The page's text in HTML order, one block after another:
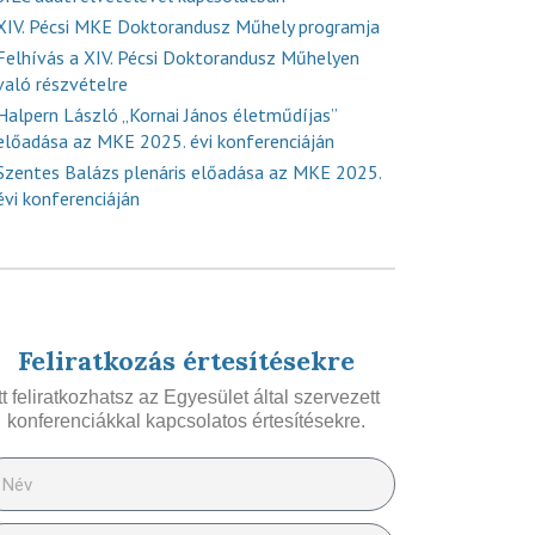
Pécsi MKE Doktorandusz Műhely programja
a XIV. Pécsi Doktorandusz Műhelyen
részvételre
László „Kornai János életműdíjas”
az MKE 2025. évi konferenciáján
Balázs plenáris előadása az MKE 2025.
konferenciáján
Feliratkozás értesítésekre
feliratkozhatsz az Egyesület által szervezett
konferenciákkal kapcsolatos értesítésekre.